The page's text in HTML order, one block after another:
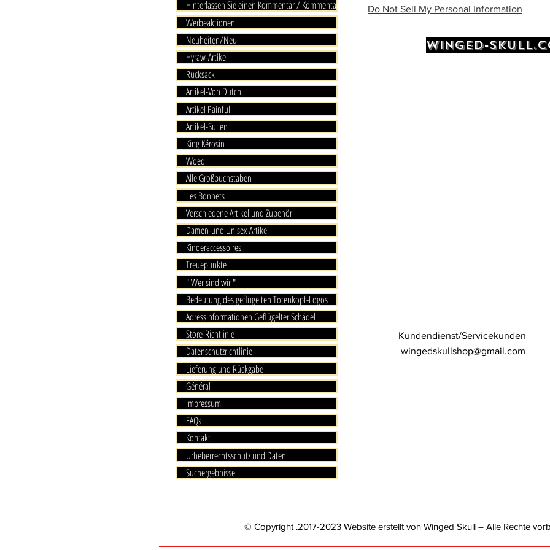
Hinterlassen Sie einen Kommentar / Kommentare
Werbeaktionen
Neuheiten/Neu
Hyraw-Artikel
Rucksack
Artikel-Von Dutch
Artikel Painful
Artikel-Sullen
King Kérosin
Woed
Alle Großbuchstaben
Les Bonnets
Verschiedene Artikel und Zubehör
Damen-und Unisex-Artikel
Kinderaccessoires
Treuepunkte
" Wer sind wir "
Bedeutung des geflügelten Totenkopf-Logos
Adressinformationen Geflügelter Schädel
Store-Richtlinie
Datenschutzrichtlinie
Lieferung und Rückgabe
Général
Impressum
FAQs
Kontakt
Urheberrechtsschutz und Daten
Suchergebnisse
Do Not Sell My Personal Information
WINGED-
Kundendienst/Servicekunden
wingedskullshop@gmail.com
© Copyright .2017-2023 Website erstellt von Winged Skull – Alle Rechte